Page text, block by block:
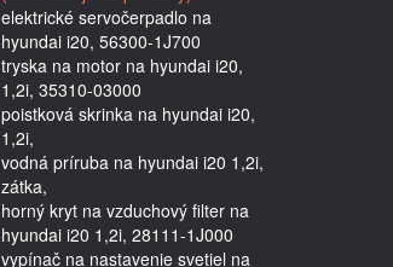
elektrické servočerpadlo na
hyundai i20, 56300-1J700
tryska na motor na hyundai i20,
1,2i, 35310-03000
poistková skrinka na hyundai i20,
1,2i,
vodná príruba na hyundai i20 1,2i,
zátka,
horný kryt na vzduchový filter na
hyundai i20 1,2i, 28111-1J000
vypínač na nastavenie svetiel na